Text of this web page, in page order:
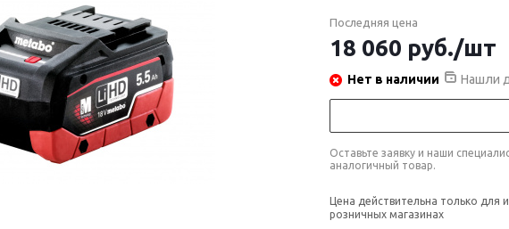
Последняя цена
18 060 руб./шт
Нет в наличии Нашли
Оставьте заявку и наши
аналогичный товар.
Цена действительна только для
розничных магазинах